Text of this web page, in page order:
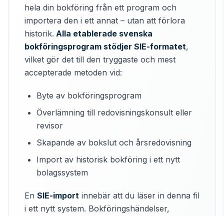
hela din bokföring från ett program och
importera den i ett annat – utan att förlora
historik. Alla etablerade svenska
bokföringsprogram stödjer SIE-formatet,
vilket gör det till den tryggaste och mest
accepterade metoden vid:
Byte av bokföringsprogram
Överlämning till redovisningskonsult eller
revisor
Skapande av bokslut och årsredovisning
Import av historisk bokföring i ett nytt
bolagssystem
En SIE-import innebär att du läser in denna fil
i ett nytt system. Bokföringshändelser,